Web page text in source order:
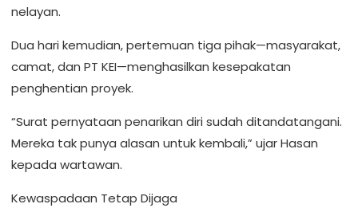
nelayan.
Dua hari kemudian, pertemuan tiga pihak—masyarakat,
camat, dan PT KEI—menghasilkan kesepakatan
penghentian proyek.
“Surat pernyataan penarikan diri sudah ditandatangani.
Mereka tak punya alasan untuk kembali,” ujar Hasan
kepada wartawan.
Kewaspadaan Tetap Dijaga